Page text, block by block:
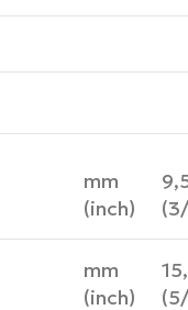
mm
(inch)
mm
(inch)